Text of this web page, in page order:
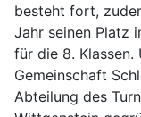
besteht fort,
Jahr seinen Platz
für die 8.
Gemeinschaft
Abteilung des